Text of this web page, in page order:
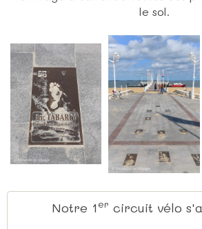
le sol.
Notre 1 er circuit vélo